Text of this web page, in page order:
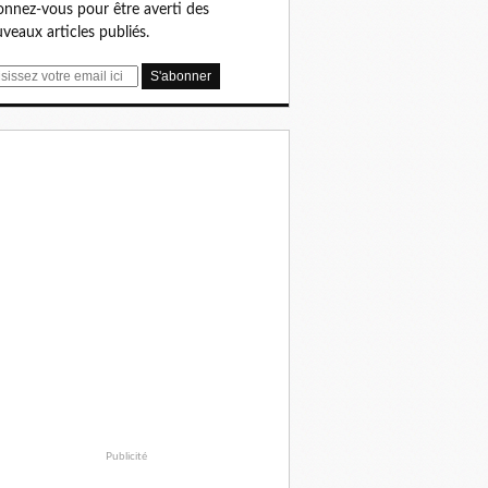
vous pour être averti des
articles publiés.
Publicité